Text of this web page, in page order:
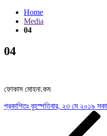
Home
Media
04
04
ফোকাস মোহনা.কম
প্রকাশিতঃ বৃহস্পতিবার, ২৩ মে ২০১৯